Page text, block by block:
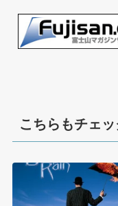
こちらもチェ